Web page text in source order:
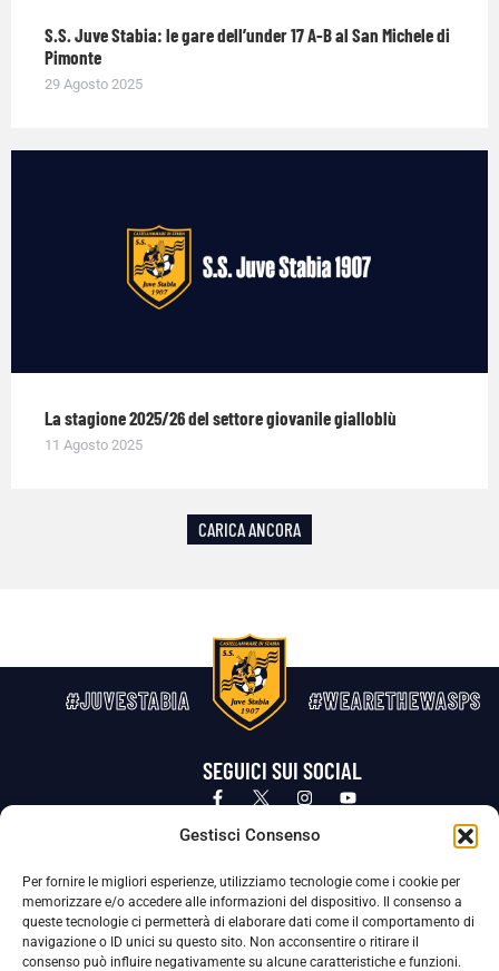
Gestisci Consenso
Per fornire le migliori esperienze, utilizziamo tecnologie come i cookie per
memorizzare e/o accedere alle informazioni del dispositivo. Il consenso a
queste tecnologie ci permetterà di elaborare dati come il comportamento di
navigazione o ID unici su questo sito. Non acconsentire o ritirare il
consenso può influire negativamente su alcune caratteristiche e funzioni.
S.S. Juve Stabia: le gare dell’under 17 A-B al San Michele di
Pimonte
29 Agosto 2025
La stagione 2025/26 del settore giovanile gialloblù
11 Agosto 2025
CARICA ANCORA
#JUVESTABIA #WEARETHEWASPS
SEGUICI SUI SOCIAL
Privacy Policy Cookie Policy
La Società ha nominato il Responsabile della Protezione dei Dati Personali (DPO), figura specializzata che vigila sulle modalità
adottate dalla nostra Società per tutelare i Suoi dati personali.
Per contattare il DPO può scrivere a